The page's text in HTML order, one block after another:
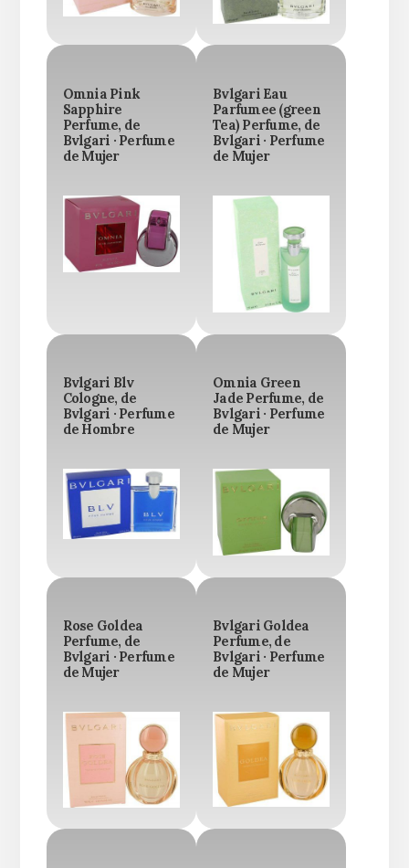
Omnia Pink
Sapphire
Perfume, de
Bvlgari · Perfume
de Mujer
Bvlgari Eau
Parfumee (green
Tea) Perfume, de
Bvlgari · Perfume
de Mujer
Bvlgari Blv
Cologne, de
Bvlgari · Perfume
de Hombre
Omnia Green
Jade Perfume, de
Bvlgari · Perfume
de Mujer
Rose Goldea
Perfume, de
Bvlgari · Perfume
de Mujer
Bvlgari Goldea
Perfume, de
Bvlgari · Perfume
de Mujer